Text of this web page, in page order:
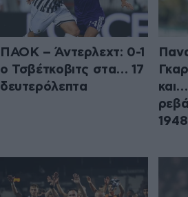
ΠΑΟΚ – Άντερλεχτ: 0-1
ο Τσβέτκοβιτς στα… 17
δευτερόλεπτα
1948